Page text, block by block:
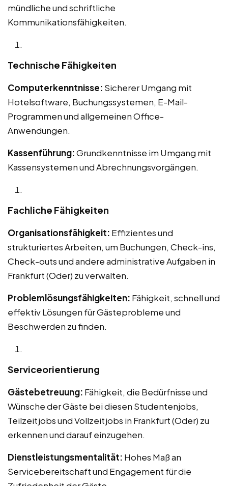
mündliche und schriftliche
Kommunikationsfähigkeiten.
Technische Fähigkeiten
Computerkenntnisse: Sicherer Umgang mit
Hotelsoftware, Buchungssystemen, E-Mail-
Programmen und allgemeinen Office-
Anwendungen.
Kassenführung:Grundkenntnisse im Umgang mit
Kassensystemen und Abrechnungsvorgängen.
Fachliche Fähigkeiten
Organisationsfähigkeit: Effizientes und
strukturiertes Arbeiten, um Buchungen, Check-ins,
Check-outs und andere administrative Aufgaben in
Frankfurt (Oder) zu verwalten.
Problemlösungsfähigkeiten: Fähigkeit, schnell und
effektiv Lösungen für Gästeprobleme und
Beschwerden zu finden.
Serviceorientierung
Gästebetreuung: Fähigkeit, die Bedürfnisse und
Wünsche der Gäste bei diesen Studentenjobs,
Teilzeitjobs und Vollzeitjobs in Frankfurt (Oder) zu
erkennen und darauf einzugehen.
Dienstleistungsmentalität: Hohes Maß an
Servicebereitschaft und Engagement für die